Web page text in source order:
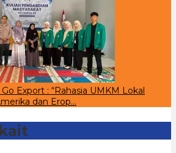
Export : “Rahasia UMKM Lokal
dan Erop…